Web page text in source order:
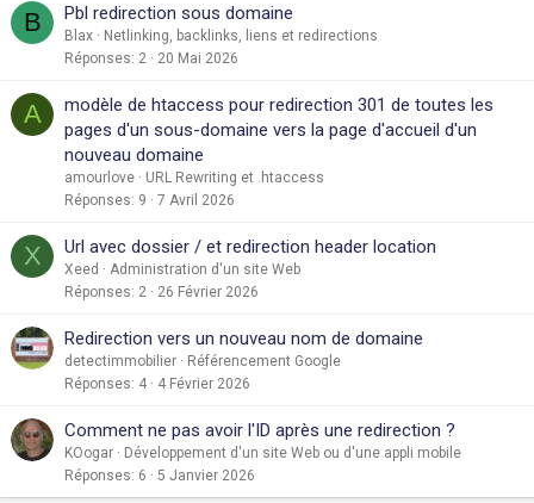
B Pbl redirection sous domaine
Blax
Netlinking, backlinks, liens et redirections
Réponses 2 20 Mai 2026
A
modèle de htaccess pour redirection 301 de toutes les
pages d'un sous-domaine vers la page d'accueil d'un
nouveau domaine
amourlove
URL Rewriting et .htaccess
Réponses 9 7 Avril 2026
X Url avec dossier / et redirection header location
Xeed
Administration d'un site Web
Réponses 2 26 Février 2026
Redirection vers un nouveau nom de domaine
detectimmobilier
Référencement Google
Réponses 4 4 Février 2026
Comment ne pas avoir l'ID après une redirection ?
KOogar
Développement d'un site Web ou d'une appli mobile
Réponses 6 5 Janvier 2026